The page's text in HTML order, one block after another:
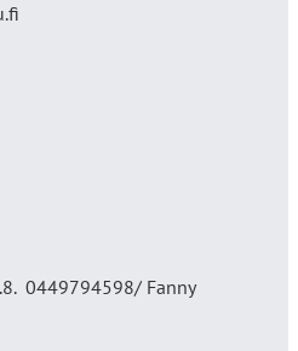
0449794598/ Fanny